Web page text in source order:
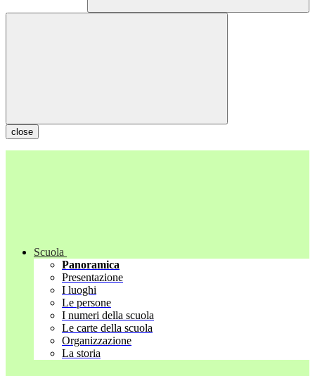
close
Scuola
Panoramica
Presentazione
I luoghi
Le persone
I numeri della scuola
Le carte della scuola
Organizzazione
La storia